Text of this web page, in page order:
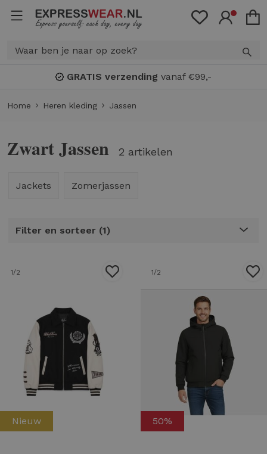
GRATIS verzending vanaf €99,-
Home Heren kleding Jassen
Zwart Jassen 2 artikelen
Jackets Zomerjassen
Filter en sorteer 1
1/2
Nieuw
1/2
50%